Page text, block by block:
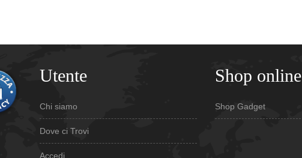
Utente
Chi siamo
Dove ci Trovi
Accedi
Shop online
Shop Gadget